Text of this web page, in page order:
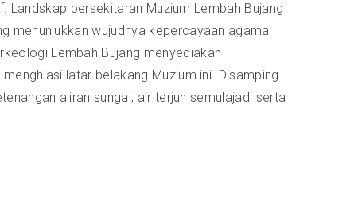
persekitaran Muzium Lembah Bujang
menunjukkan wujudnya kepercayaan agama
Lembah Bujang menyediakan
latar belakang Muzium ini. Disamping
aliran sungai, air terjun semulajadi serta